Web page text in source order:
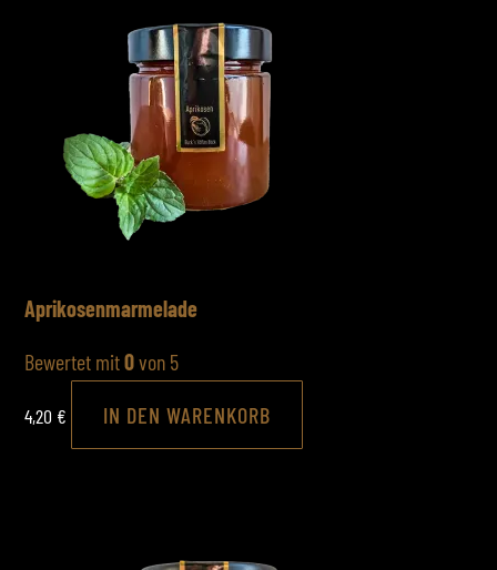
Aprikosenmarmelade
Bewertet mit0von 5
4,20 € IN DEN WARENKORB